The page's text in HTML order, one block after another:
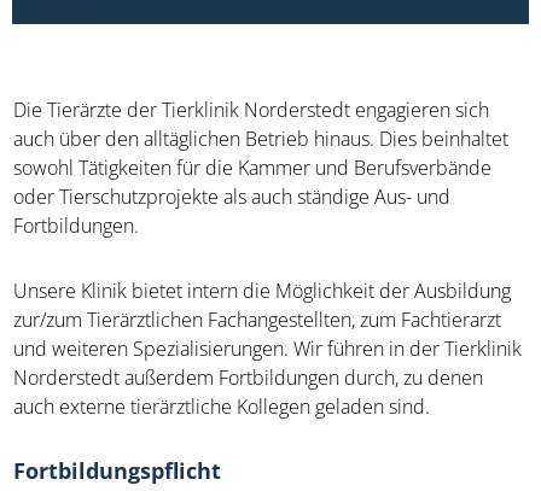
Die Tierärzte der Tierklinik Norderstedt engagieren sich
auch über den alltäglichen Betrieb hinaus. Dies beinhaltet
sowohl Tätigkeiten für die Kammer und Berufsverbände
oder Tierschutzprojekte als auch ständige Aus- und
Fortbildungen.
Unsere Klinik bietet intern die Möglichkeit der Ausbildung
zur/zum Tierärztlichen Fachangestellten, zum Fachtierarzt
und weiteren Spezialisierungen. Wir führen in der Tierklinik
Norderstedt außerdem Fortbildungen durch, zu denen
auch externe tierärztliche Kollegen geladen sind.
Fortbildungspflicht